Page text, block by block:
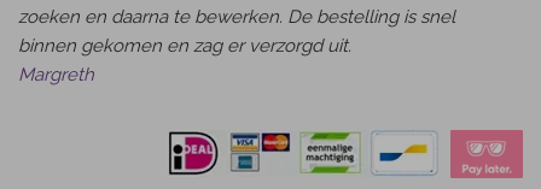
zoeken en daarna te bewerken. De bestelling is snel
binnen gekomen en zag er verzorgd uit.
Margreth